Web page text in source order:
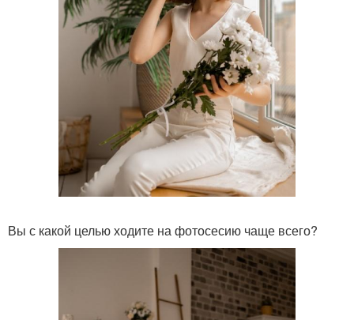
Вы с какой целью ходите на фотосесию чаще всего?